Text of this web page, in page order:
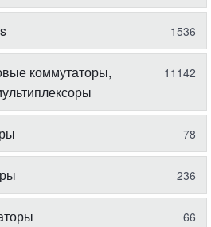
1536
коммутаторы,
11142
78
236
66